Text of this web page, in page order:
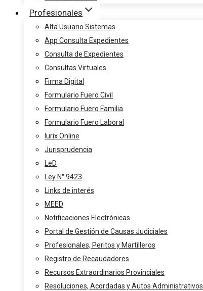
Profesionales
Alta Usuario Sistemas
App Consulta Expedientes
Consulta de Expedientes
Consultas Virtuales
Firma Digital
Formulario Fuero Civil
Formulario Fuero Familia
Formulario Fuero Laboral
Iurix Online
Jurisprudencia
LeD
Ley N° 9423
Links de interés
MEED
Notificaciones Electrónicas
Portal de Gestión de Causas Judiciales
Profesionales, Peritos y Martilleros
Registro de Recaudadores
Recursos Extraordinarios Provinciales
Resoluciones, Acordadas y Autos Administrativos